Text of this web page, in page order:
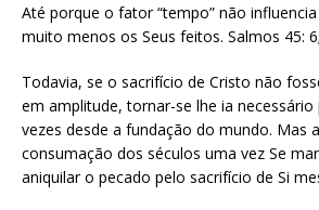
Até porque o fator “tempo” não
muito menos os Seus feitos. Salmos 45:
Todavia, se o sacrifício de Cristo não
em amplitude, tornar-se lhe ia necessário
vezes desde a fundação do mundo. Mas
consumação dos séculos uma vez Se
aniquilar o pecado pelo sacrifício de Si